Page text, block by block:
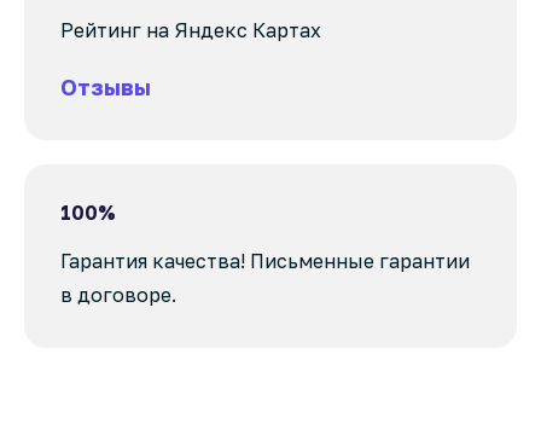
Рейтинг на Яндекс Картах
Отзывы
100%
Гарантия качества! Письменные гарантии
в договоре.